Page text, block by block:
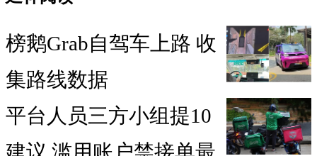
榜鹅Grab自驾车上路 收
集路线数据
平台人员三方小组提10